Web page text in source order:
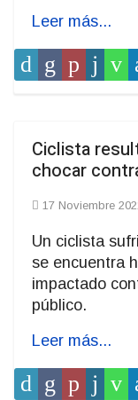
Leer más...
Ciclista
chocar
17 Noviembre
Un ciclista
se encuentra
impactado
público.
Leer más...